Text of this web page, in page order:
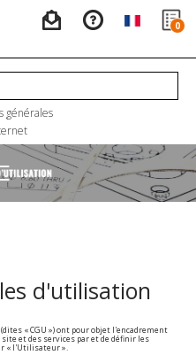
0
générales
d'utilisation
« CGU ») ont pour objet l'encadrement
et des services par et de définir les
« l'Utilisateur ».